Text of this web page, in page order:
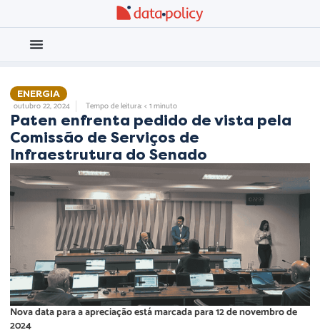
ENERGIA
outubro 22, 2024 Tempo de leitura: < 1 minuto
Paten enfrenta pedido de vista pela
Comissão de Serviços de
Infraestrutura do Senado
Nova data para a apreciação está marcada para 12 de novembro de
2024